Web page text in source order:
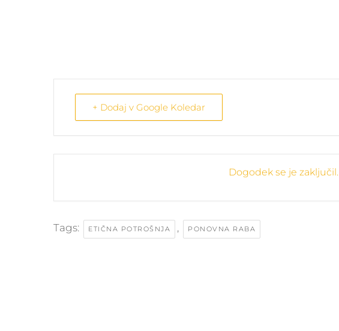
+ Dodaj v Google Koledar
Dogodek se je zaključil.
Tags: ETIČNA POTROŠNJA , PONOVNA RABA